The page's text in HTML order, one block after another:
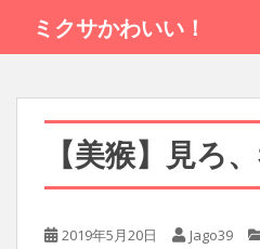
i
ミクサかわいい！
【美猴】見ろ
2019年5月20日 Jago39